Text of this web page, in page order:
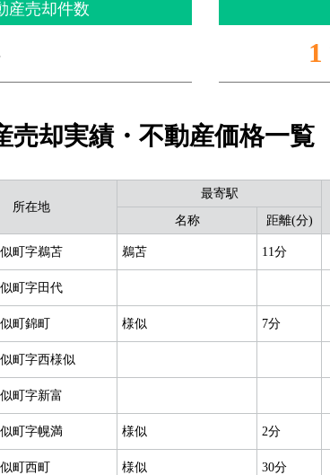
産売却件数
1
売却実績・不動産価格一覧
所在地
最寄駅
名称
距離(分)
町字鵜苫 鵜苫 11分
町字田代
町錦町 様似 7分
町字西様似
町字新富
町字幌満 様似 2分
町西町 様似 30分